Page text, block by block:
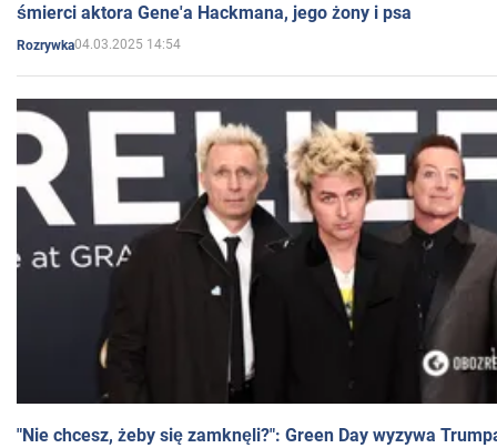
śmierci aktora Gene'a Hackmana, jego żony i psa
Rozrywka04.03.2025 14:54
"Nie chcesz, żeby się zamknęli?": Green Day wyzywa